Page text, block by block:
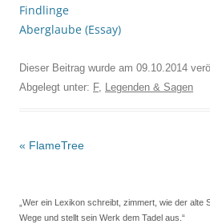
Findlinge
Aberglaube (Essay)
Dieser Beitrag wurde am 09.10.2014
Abgelegt unter: F, Legenden & Sagen
Beitrags-
« FlameTree
„Wer ein Lexikon schreibt, zimmert, wie der alte
Wege und stellt sein Werk dem Tadel aus.“